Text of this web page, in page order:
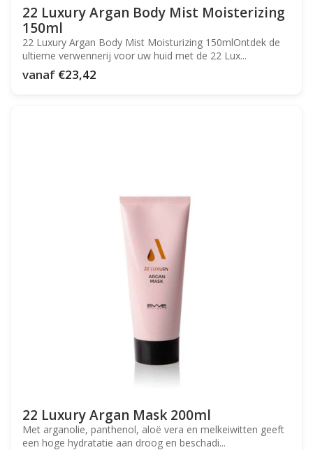
22 Luxury Argan Body Mist Moisterizing
150ml
22 Luxury Argan Body Mist Moisturizing 150mlOntdek de
ultieme verwennerij voor uw huid met de 22 Lux...
vanaf €23,42
22 Luxury Argan Mask 200ml
Met arganolie, panthenol, aloë vera en melkeiwitten geeft
een hoge hydratatie aan droog en beschadi...